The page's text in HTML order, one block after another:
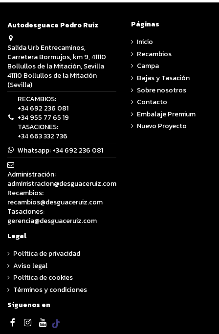
Autodesguace Pedro Ruiz
Salida Urb Entrecaminos,
Carretera Bormujos, km 9, 41110
Bollullos de la Mitación, Sevilla
41110 Bollullos de la Mitación
(Sevilla)
RECAMBIOS:
+34 692 236 081
+34 955 77 65 19
TASACIONES:
+34 663 332 736
Whatsapp:+34 692 236 081
Administración:
administracion@desguaceruiz.com
Recambios:
recambios@desguaceruiz.com
Tasaciones:
gerencia@desguaceruiz.com
Páginas
Inicio
Recambios
Campa
Bajas y Tasación
Sobre nosotros
Contacto
Embalaje Premium
Nuevo Proyecto
Legal
Política de privacidad
Aviso legal
Política de cookies
Términos y condiciones
Síguenos en